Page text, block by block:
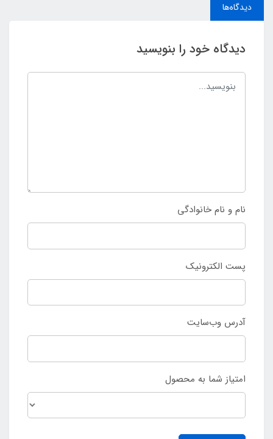
دیدگاه‌ها
دیدگاه خود را بنویسید
نام و نام خانوادگی
پست الکترونیک
آدرس وب‌سایت
امتیاز شما به محصول